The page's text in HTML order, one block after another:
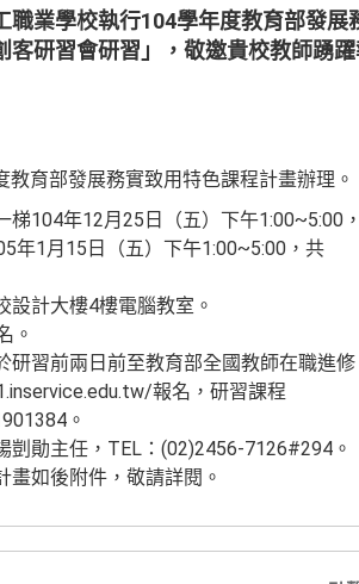
職業學校執行104學年度教育部發
客研習會研習」，敬邀貴校教師踴
教育部發展務實致用特色課程計畫辦理。
梯104年12月25日（五）下午1:00~5:00，
年1月15日（五）下午1:00~5:00，共
設計大樓4樓電腦教室。
。
研習前兩日前至教育部全國教師在職進修
報名，研習課程
。
剴勛主任，TEL：(02)2456-7126#294。
畫如後附件，敬請詳閱。